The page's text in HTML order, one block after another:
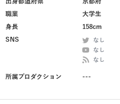
出身都道府県
京都府
職業
大学生
身長
158cm
SNS
なし
なし
なし
所属プロダクション ---